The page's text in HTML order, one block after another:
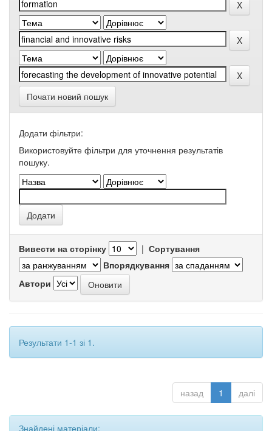
Почати новий пошук
Додати фільтри:
Використовуйте фільтри для уточнення результатів
пошуку.
Вивести на сторінку | Сортування
Впорядкування
Автори
Результати 1-1 зі 1.
назад 1 далі
Знайдені матеріали: